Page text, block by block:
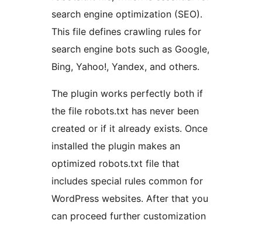
search engine optimization (SEO).
This file defines crawling rules for
search engine bots such as Google,
Bing, Yahoo!, Yandex, and others.
The plugin works perfectly both if
the file robots.txt has never been
created or if it already exists. Once
installed the plugin makes an
optimized robots.txt file that
includes special rules common for
WordPress websites. After that you
can proceed further customization